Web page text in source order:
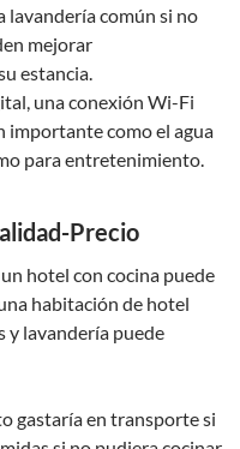
lavandería común si no
mejorar
estancia.
una conexión Wi-Fi
importante como el agua
para entretenimiento.
Precio
hotel con cocina puede
habitación de hotel
y lavandería puede
gastaría en transporte si